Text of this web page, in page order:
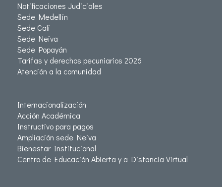
Notificaciones Judiciales
Sede Medellín
Sede Cali
Sede Neiva
Sede Popayán
Tarifas y derechos pecuniarios 2026
Atención a la comunidad
Internacionalización
Acción Académica
Instructivo para pagos
Ampliación sede Neiva
Bienestar Institucional
Centro de Educación Abierta y a Distancia Virtual